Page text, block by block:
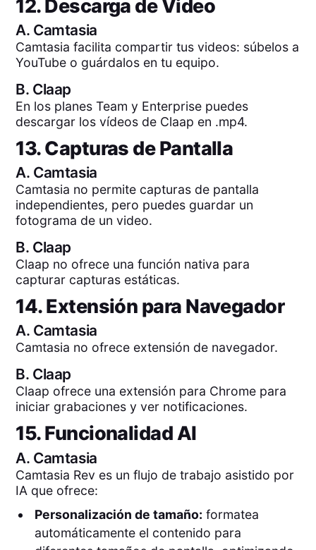
12. Descarga de Video
A. Camtasia
Camtasia facilita compartir tus videos: súbelos a
YouTube o guárdalos en tu equipo.
B. Claap
En los planes Team y Enterprise puedes
descargar los vídeos de Claap en .mp4.
13. Capturas de Pantalla
A. Camtasia
Camtasia no permite capturas de pantalla
independientes, pero puedes guardar un
fotograma de un video.
B. Claap
Claap no ofrece una función nativa para
capturar capturas estáticas.
14. Extensión para Navegador
A. Camtasia
Camtasia no ofrece extensión de navegador.
B. Claap
Claap ofrece una extensión para Chrome para
iniciar grabaciones y ver notificaciones.
15. Funcionalidad AI
A. Camtasia
Camtasia Rev es un flujo de trabajo asistido por
IA que ofrece:
Personalización de tamaño: formatea
automáticamente el contenido para